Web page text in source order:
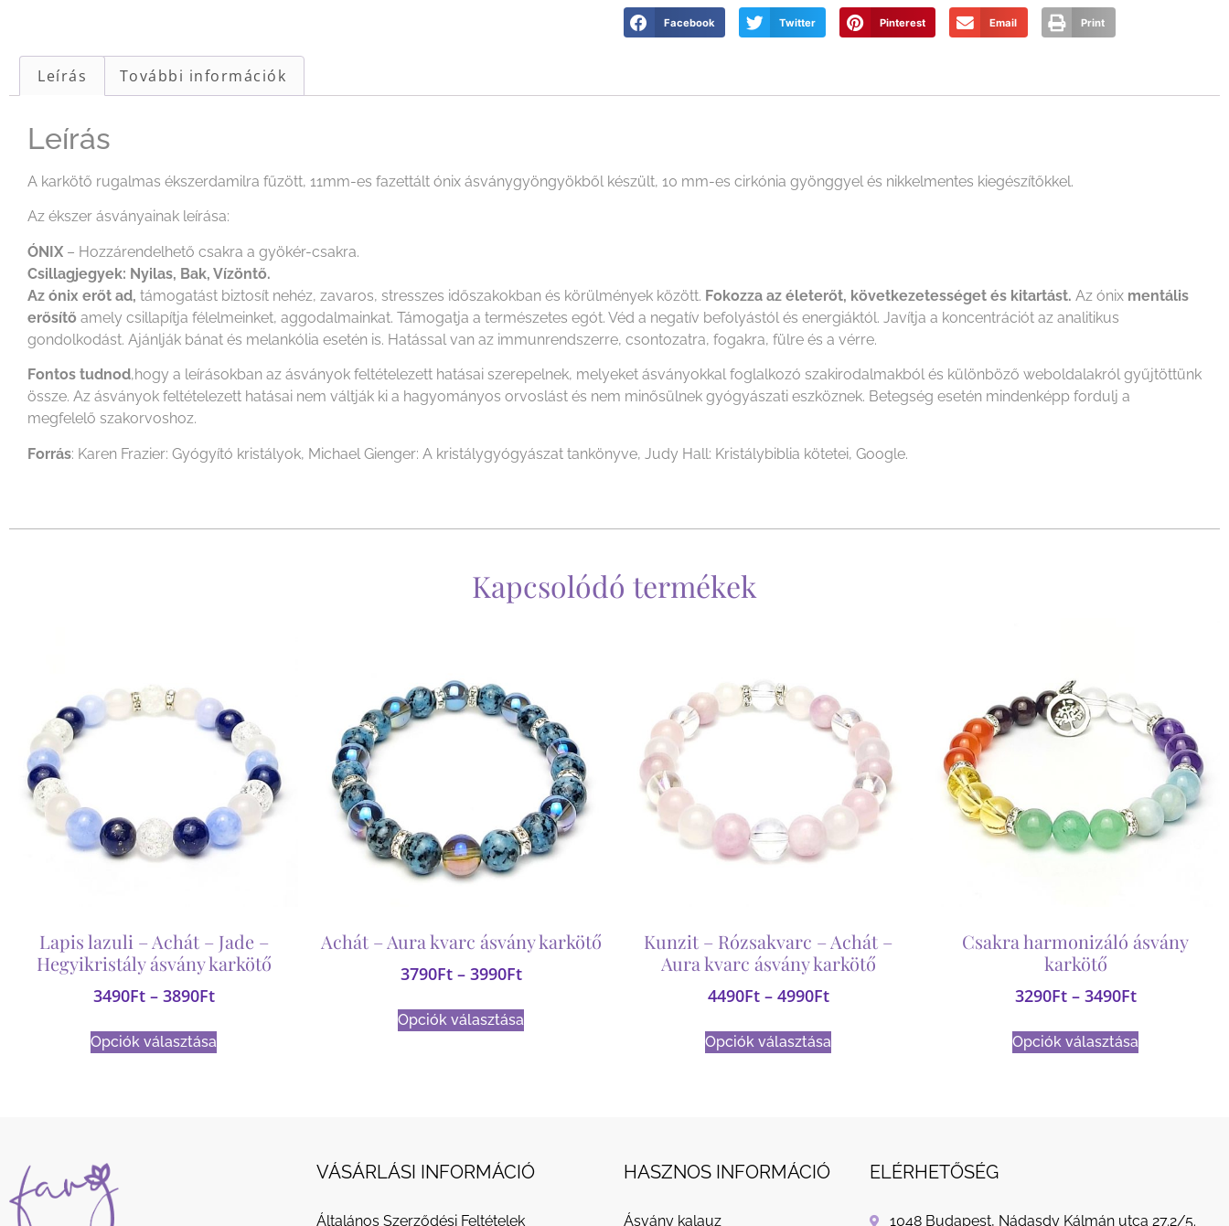
Facebook Twitter Pinterest Email Print
Leírás További információk
Leírás
A karkötő rugalmas ékszerdamilra fűzött, 11mm-es fazettált ónix ásványgyöngyökből készült, 10 mm-es cirkónia gyönggyel és nikkelmentes kiegészítőkkel.
Az ékszer ásványainak leírása:
ÓNIX – Hozzárendelhető csakra a gyökér-csakra.
Csillagjegyek: Nyilas, Bak, Vízöntő.
Az ónix erőt ad, támogatást biztosít nehéz, zavaros, stresszes időszakokban és körülmények között. Fokozza az életerőt, következetességet és kitartást. Az ónix mentális
erősítő amely csillapítja félelmeinket, aggodalmainkat. Támogatja a természetes egót. Véd a negatív befolyástól és energiáktól. Javítja a koncentrációt az analitikus
gondolkodást. Ajánlják bánat és melankólia esetén is. Hatással van az immunrendszerre, csontozatra, fogakra, fülre és a vérre.
Fontos tudnod,hogy a leírásokban az ásványok feltételezett hatásai szerepelnek, melyeket ásványokkal foglalkozó szakirodalmakból és különböző weboldalakról gyűjtöttünk
össze. Az ásványok feltételezett hatásai nem váltják ki a hagyományos orvoslást és nem minősülnek gyógyászati eszköznek. Betegség esetén mindenképp fordulj a
megfelelő szakorvoshoz.
Forrás: Karen Frazier: Gyógyító kristályok, Michael Gienger: A kristálygyógyászat tankönyve, Judy Hall: Kristálybiblia kötetei, Google.
Kapcsolódó termékek
Lapis lazuli – Achát – Jade –
Hegyikristály ásvány karkötő
3490Ft – 3890Ft
Opciók választása
Achát – Aura kvarc ásvány karkötő
3790Ft – 3990Ft
Opciók választása
Kunzit – Rózsakvarc – Achát –
Aura kvarc ásvány karkötő
4490Ft – 4990Ft
Opciók választása
Csakra harmonizáló ásvány
karkötő
3290Ft – 3490Ft
Opciók választása
VÁSÁRLÁSI INFORMÁCIÓ
Általános Szerződési Feltételek
HASZNOS INFORMÁCIÓ
Ásvány kalauz
ELÉRHETŐSÉG
1048 Budapest, Nádasdy Kálmán utca 27.2/5.